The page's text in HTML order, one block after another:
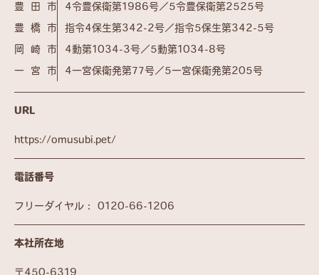
豊田市 4令豊保衛第1986号／5令豊保衛第2525号
豊橋市 指令4保生第342-2号／指令5保生第342-5号
岡崎市 4動第1034-3号／5動第1034-8号
一宮市 4一宮保衛発第77号／5一宮保衛発第205号
URL
https://omusubi.pet/
電話番号
フリーダイヤル： 0120-66-1206
本社所在地
〒450-6319